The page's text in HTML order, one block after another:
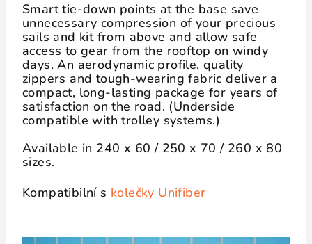
Smart tie-down points at the base save
unnecessary compression of your precious
sails and kit from above and allow safe
access to gear from the rooftop on windy
days. An aerodynamic profile, quality
zippers and tough-wearing fabric deliver a
compact, long-lasting package for years of
satisfaction on the road. (Underside
compatible with trolley systems.)
Available in 240 x 60 / 250 x 70 / 260 x 80
sizes.
Kompatibilní s kolečky Unifiber